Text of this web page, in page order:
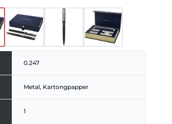
0.247
Metal, Kartongpapper
1